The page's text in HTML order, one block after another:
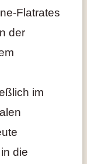
Flatrates
der
im
die